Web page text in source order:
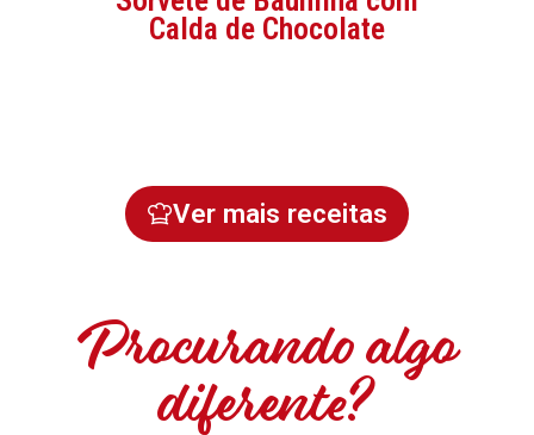
Calda de Chocolate
Ver mais receitas
Procurando algo
diferente?